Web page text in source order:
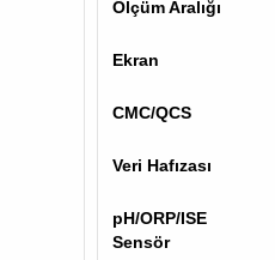
Ölçüm Aralığı
Ekran
CMC/QCS
Veri Hafızası
pH/ORP/ISE
Sensör